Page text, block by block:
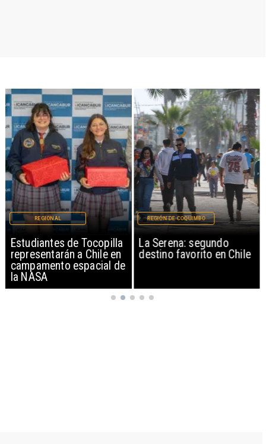
Estudiantes de Tocopilla
representarán a Chile en
campamento espacial de
la NASA
REGIONAL
La Serena: segundo
destino favorito en Chile
REGIÓN DE COQUIMBO